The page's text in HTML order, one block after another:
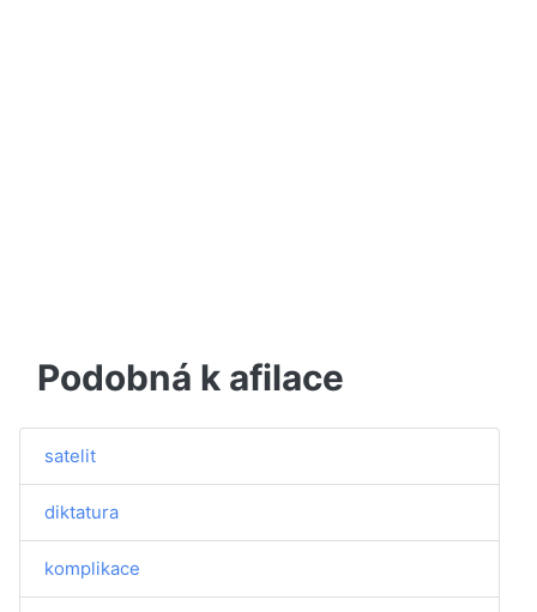
Podobná k afilace
satelit
diktatura
komplikace